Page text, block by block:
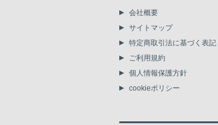
会社概要
サイトマップ
特定商取引法に基づく表記
ご利用規約
個人情報保護方針
cookieポリシー